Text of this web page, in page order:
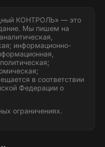
КОНТРОЛЬ» — это
Мы пишем на
информационно-
в соответствии
Федерации о
ограничениях.